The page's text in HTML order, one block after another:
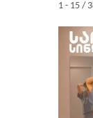
1 - 15 /